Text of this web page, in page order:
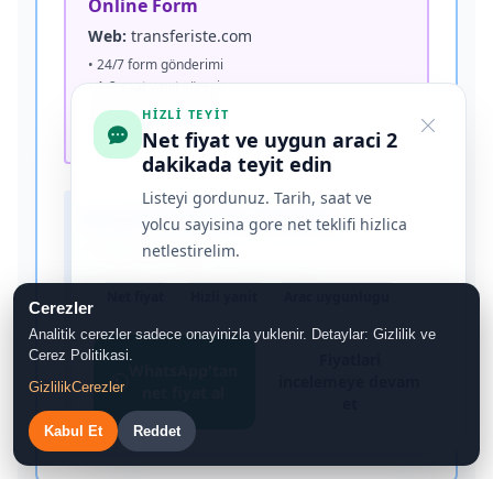
Online Form
Web: transferiste.com
• 24/7 form gönderimi
• 1-2 saat yanıt süresi
• Detaylı bilgi formu
• E-posta onayı
Gerekli Rezervasyon Bilgileri:
1. Yolcu adı soyadı
2. Telefon numarası (WhatsApp)
3. Uçuş numarası ve varış saati
4. Varış adresi (otel/konum)
5. Yolcu sayısı
6. Bagaj/ekstra gereksinimler
HIZLI TEYIT
Net fiyat ve uygun araci 2
dakikada teyit edin
Listeyi gordunuz. Tarih, saat ve
yolcu sayisina gore net teklifi hizlica
netlestirelim.
Cerezler
Analitik cerezler sadece onayinizla yuklenir. Detaylar: Gizlilik ve
Cerez Politikasi.
GizlilikCerezler
Kabul Et Reddet